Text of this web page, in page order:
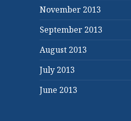
November 2013
September 2013
August 2013
July 2013
June 2013